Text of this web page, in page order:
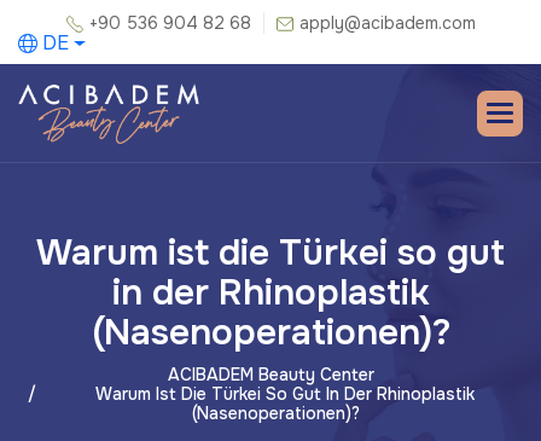
+90 536 904 82 68 apply@acibadem.com
DE
Warum ist die Türkei so gut
in der Rhinoplastik
(Nasenoperationen)?
ACIBADEM Beauty Center
Warum Ist Die Türkei So Gut In Der Rhinoplastik
(Nasenoperationen)?